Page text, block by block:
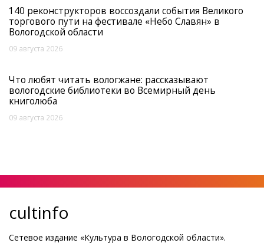
140 реконструкторов воссоздали события Великого
торгового пути на фестивале «Небо Славян» в
Вологодской области
09 августа 2026
Что любят читать вологжане: рассказывают
вологодские библиотеки во Всемирный день
книголюба
09 августа 2026
cultinfo
Сетевое издание «Культура в Вологодской области».